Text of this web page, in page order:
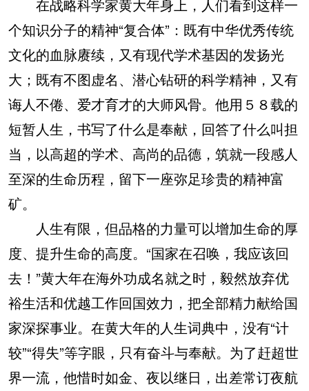
在战略科学家黄大年身上，人们看到这样一
个知识分子的精神“复合体”：既有中华优秀传统
文化的血脉赓续，又有现代学术基因的发扬光
大；既有不图虚名、潜心钻研的科学精神，又有
诲人不倦、爱才育才的大师风骨。他用５８载的
短暂人生，书写了什么是奉献，回答了什么叫担
当，以高超的学术、高尚的品德，筑就一段感人
至深的生命历程，留下一座弥足珍贵的精神富
矿。
人生有限，但品格的力量可以增加生命的厚
度、提升生命的高度。“国家在召唤，我应该回
去！”黄大年在海外功成名就之时，毅然放弃优
裕生活和优越工作回国效力，把全部精力献给国
家深探事业。在黄大年的人生词典中，没有“计
较”“得失”等字眼，只有奋斗与奉献。为了赶超世
界一流，他惜时如金、夜以继日，出差常订夜航